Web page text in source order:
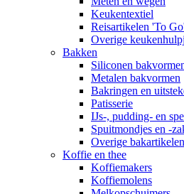
Keukentextiel
Reisartikelen 'To
Overige
Bakken
Siliconen
Metalen bakvormen
Bakringen en
Patisserie
IJs-, pudding- en
Spuitmondjes en -
Overige bakartikelen
Koffie en thee
Koffiemakers
Koffiemolens